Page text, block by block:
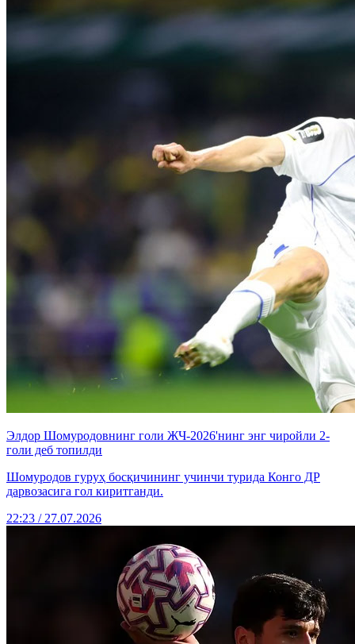
Элдор Шомуродовнинг голи ЖЧ-2026'нинг энг чиройли 2-
голи деб топилди
Шомуродов гуруҳ босқичининг учинчи турида Конго ДР
дарвозасига гол киритганди.
22:23 / 27.07.2026